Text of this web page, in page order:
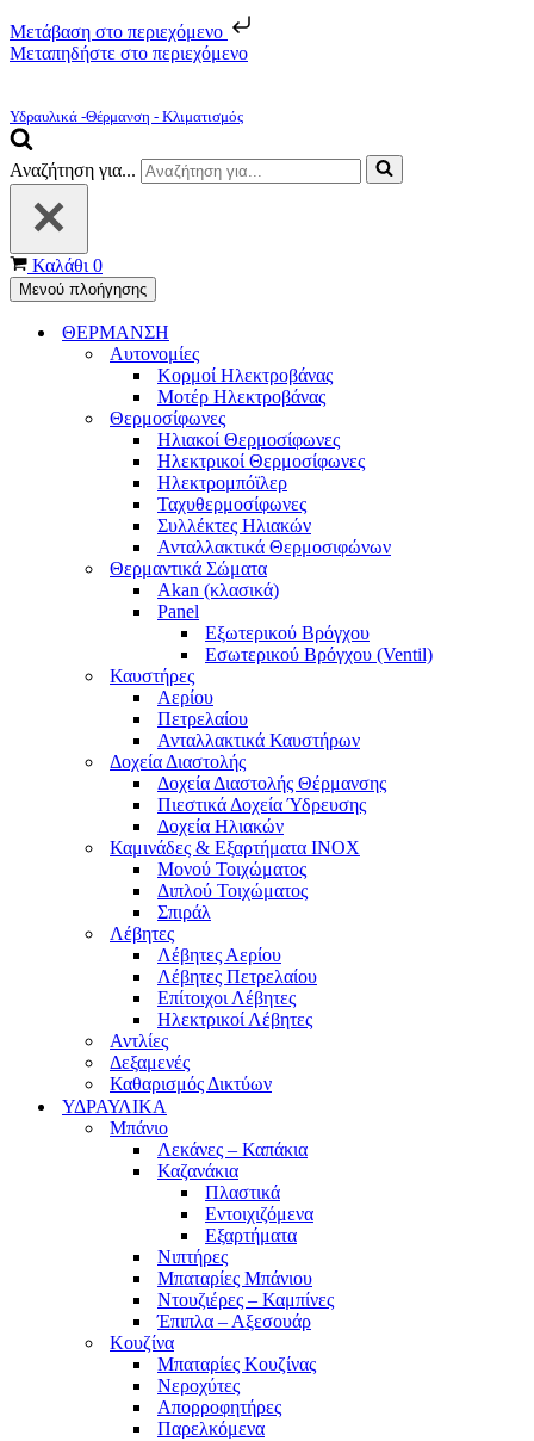
Μετάβαση στο περιεχόμενο
Μεταπηδήστε στο περιεχόμενο
Υδραυλικά -Θέρμανση - Κλιματισμός
Αναζήτηση για...
Καλάθι 0
Μενού πλοήγησης
ΘΕΡΜΑΝΣΗ
Αυτονομίες
Κορμοί Ηλεκτροβάνας
Μοτέρ Ηλεκτροβάνας
Θερμοσίφωνες
Ηλιακοί Θερμοσίφωνες
Ηλεκτρικοί Θερμοσίφωνες
Ηλεκτρομπόϊλερ
Ταχυθερμοσίφωνες
Συλλέκτες Ηλιακών
Ανταλλακτικά Θερμοσιφώνων
Θερμαντικά Σώματα
Akan (κλασικά)
Panel
Εξωτερικού Βρόγχου
Εσωτερικού Βρόγχου (Ventil)
Καυστήρες
Αερίου
Πετρελαίου
Ανταλλακτικά Καυστήρων
Δοχεία Διαστολής
Δοχεία Διαστολής Θέρμανσης
Πιεστικά Δοχεία Ύδρευσης
Δοχεία Ηλιακών
Καμινάδες & Εξαρτήματα ΙΝΟΧ
Μονού Τοιχώματος
Διπλού Τοιχώματος
Σπιράλ
Λέβητες
Λέβητες Αερίου
Λέβητες Πετρελαίου
Επίτοιχοι Λέβητες
Ηλεκτρικοί Λέβητες
Αντλίες
Δεξαμενές
Καθαρισμός Δικτύων
ΥΔΡΑΥΛΙΚΑ
Μπάνιο
Λεκάνες – Καπάκια
Καζανάκια
Πλαστικά
Εντοιχιζόμενα
Εξαρτήματα
Νιπτήρες
Μπαταρίες Μπάνιου
Ντουζιέρες – Καμπίνες
Έπιπλα – Αξεσουάρ
Κουζίνα
Μπαταρίες Κουζίνας
Νεροχύτες
Απορροφητήρες
Παρελκόμενα